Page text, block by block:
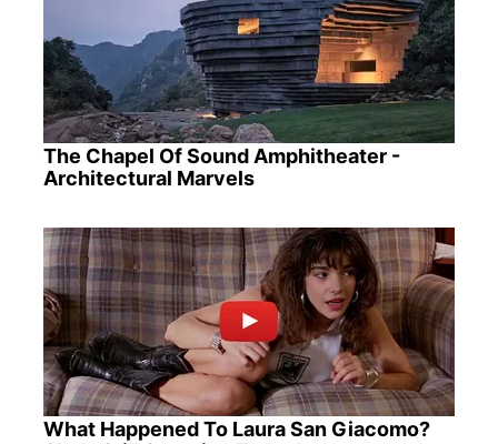
The Chapel Of Sound Amphitheater -
Architectural Marvels
What Happened To Laura San Giacomo?